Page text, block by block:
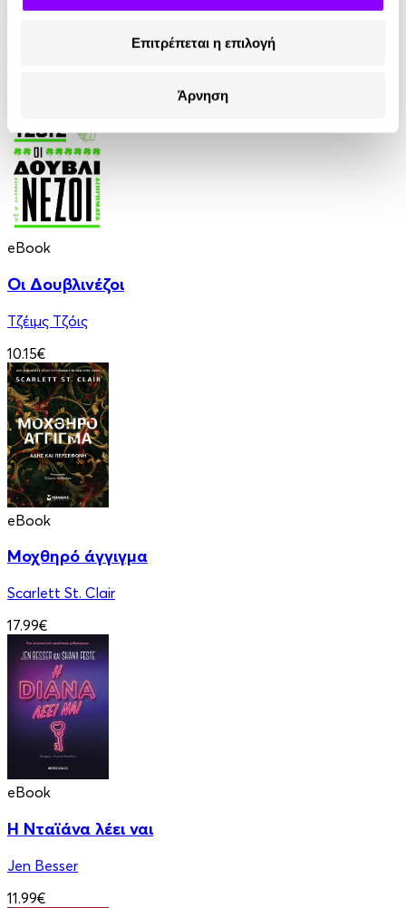
Επιτρέπεται η επιλογή
Άρνηση
Οι Θεοί Διψούν
eBook
Οι Δουβλινέζοι
Τζέιμς Τζόις
10.15€
eBook
Μοχθηρό άγγιγμα
Scarlett St. Clair
17.99€
eBook
Η Νταϊάνα λέει ναι
Jen Besser
11.99€